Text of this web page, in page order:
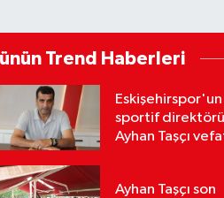
Trend Haberleri
Eskişehirspor'un
sportif direktörü
Ayhan Taşçı
Ayhan Taşçı son